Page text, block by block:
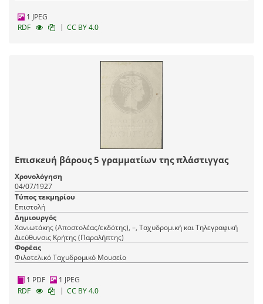
1 JPEG
RDF
| CC BY 4.0
Επισκευή βάρους 5 γραμματίων της πλάστιγγας
Χρονολόγηση
04/07/1927
Τύπος τεκμηρίου
Επιστολή
Δημιουργός
Χανιωτάκης (Αποστολέας/εκδότης), –, Ταχυδρομική και Τηλεγραφική
Διεύθυνσις Κρήτης (Παραλήπτης)
Φορέας
Φιλοτελικό Ταχυδρομικό Μουσείο
1 PDF
1 JPEG
RDF
| CC BY 4.0